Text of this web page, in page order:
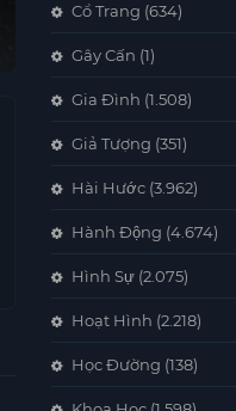
Cổ Trang (634)
Gây Cấn (1)
Gia Đình (1.508)
Giả Tượng (351)
Hài Hước (3.962)
Hành Động (4.674)
Hình Sự (2.075)
Hoạt Hình (2.218)
Học Đường (138)